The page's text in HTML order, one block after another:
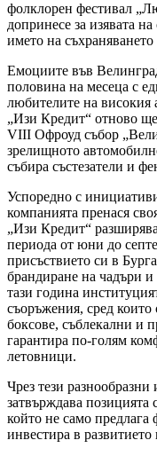
фолклорен фестивал
допринесе за изявата
името на
Емоциите във
половина на месеца с
любителите на
„Изи Кредит“ отново
VIII Офроуд събор
зрелищното
събира състезатели и
Успоредно с
компанията пренася
„Изи Кредит“
периода от юни до
присъствието си в
брандиране на чадъри
тази година
съоръжения, сред
боксове, съблекални и
гарантира по-голям
летовници.
Чрез тези
затвърждава позицията
който не само
инвестира в